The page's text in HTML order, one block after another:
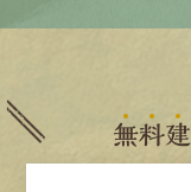
無料建